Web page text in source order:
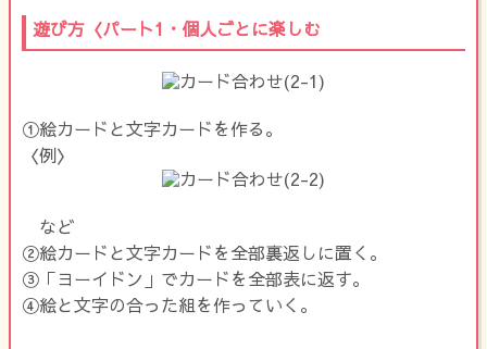
遊び方〈パート1・個人ごとに楽しむ
①絵カードと文字カードを作る。
〈例〉
など
②絵カードと文字カードを全部裏返しに置く。
③「ヨーイドン」でカードを全部表に返す。
④絵と文字の合った組を作っていく。